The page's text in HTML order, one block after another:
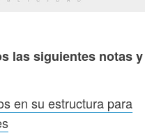
las siguientes notas y
en su estructura para